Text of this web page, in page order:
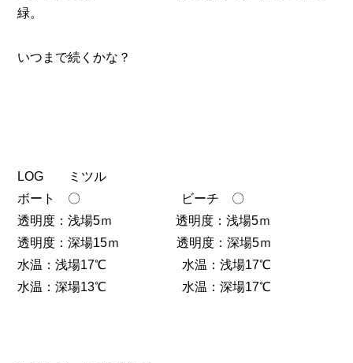
緑。
いつまで続くかな？
LOG ミツル
ボート 〇 ビーチ 〇
透明度：浅場5ｍ 透明度：浅場5ｍ
透明度：深場15ｍ 透明度：深場5ｍ
水温：浅場17℃ 水温：浅場17℃
水温：深場13℃ 水温：深場17℃